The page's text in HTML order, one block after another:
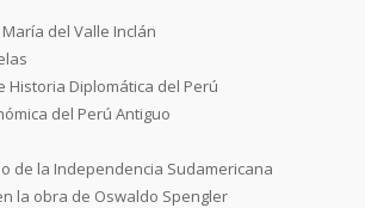
del Valle Inclán
Historia Diplomática del Perú
del Perú Antiguo
de la Independencia Sudamericana
la obra de Oswaldo Spengler